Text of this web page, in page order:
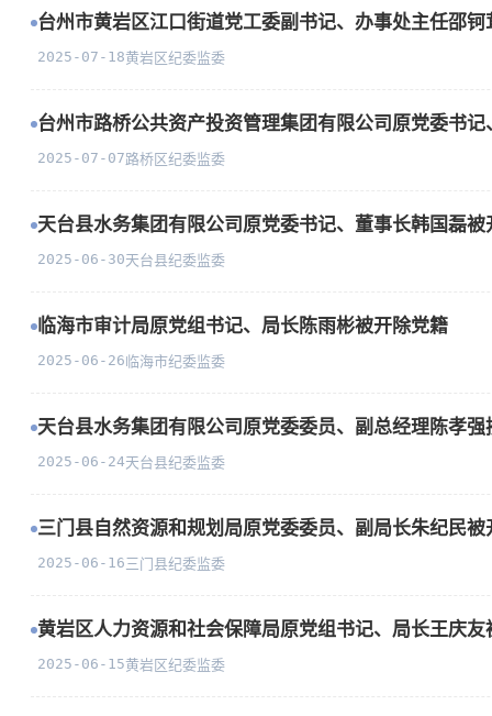
台州市黄岩区江口街道党工委副书记、办事处主任邵
2025-07-18黄岩区纪委监委
台州市路桥公共资产投资管理集团有限公司原党委书
2025-07-07路桥区纪委监委
天台县水务集团有限公司原党委书记、董事长韩国磊
2025-06-30天台县纪委监委
临海市审计局原党组书记、局长陈雨彬被开除党籍
2025-06-26临海市纪委监委
天台县水务集团有限公司原党委委员、副总经理陈孝
2025-06-24天台县纪委监委
三门县自然资源和规划局原党委委员、副局长朱纪民被
2025-06-16三门县纪委监委
黄岩区人力资源和社会保障局原党组书记、局长王庆友
2025-06-15黄岩区纪委监委